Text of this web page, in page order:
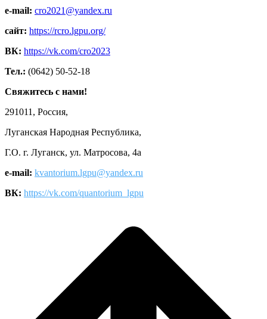
e-mail: cro2021@yandex.ru
сайт: https://rcro.lgpu.org/
ВК: https://vk.com/cro2023
Тел.: (0642) 50-52-18
Свяжитесь с нами!
291011, Россия,
Луганская Народная Республика,
Г.О. г. Луганск, ул. Матросова, 4а
e-mail: kvantorium.lgpu@yandex.ru
ВК: https://vk.com/quantorium_lgpu